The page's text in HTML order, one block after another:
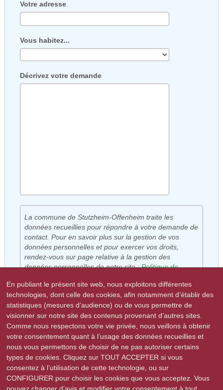
Votre adresse
Vous habitez...
Décrivez votre demande
La commune de Stutzheim-Offenheim traite les
données recueillies pour répondre à votre demande de
contact. Pour en savoir plus sur la gestion de vos
données personnelles et pour exercer vos droits,
rendez-vous sur page relative à la gestion des
données personnelles de notre site :Politique de
En envoyant ce message, j'accepte que les
informations saisies dans ce formulaire soient utilisées
conformément à la mention d’information indiquée ci-
dessus.
J'accepte
ENVOYER
En publiant le présent site web, nous exploitons différentes
technologies, dont celle des cookies, afin notamment d’établir des
statistiques (mesures d’audience) ou de vous permettre de
visionner sur notre site des contenus provenant d’autres sites.
Comme nous respectons votre vie privée, nous veillons à obtenir
votre consentement quant à l’usage des données recueillies et
nous vous permettons de choisir de ne pas autoriser certains
types de cookies. Cliquez sur TOUT ACCEPTER si vous
consentez à l’utilisation de cette technologie, ou sur
CONFIGURER pour choisir les cookies que vous acceptez. Vous